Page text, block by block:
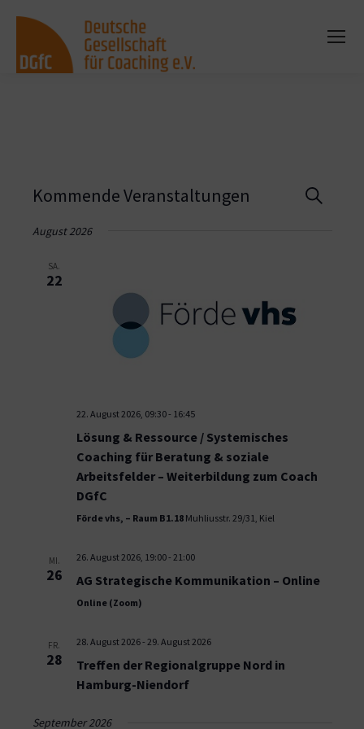
Suche
Kommende Veranstaltungen
August 2026
SA.
22
22. August 2026, 09:30- 16:45
Lösung & Ressource / Systemisches
Coaching für Beratung & soziale
Arbeitsfelder – Weiterbildung zum Coach
DGfC
Förde vhs, – Raum B1.18 Muhliusstr. 29/31, Kiel
MI.
26
26. August 2026, 19:00- 21:00
AG Strategische Kommunikation – Online
Online (Zoom)
FR.
28
28. August 2026- 29. August 2026
Treffen der Regionalgruppe Nord in
Hamburg-Niendorf
September 2026